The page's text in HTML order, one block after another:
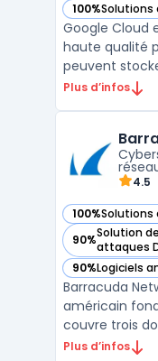
100%Solutions
— voir Google
Google Cloud
haute qualité
peuvent
gestion multi-
proposée par
Plus d’infos
4.5
100%Solutions
— voir
90%Solution
attaques
— voir
90%Logiciels
— voir
Barracuda
américain
couvre trois
email
Plus d’infos